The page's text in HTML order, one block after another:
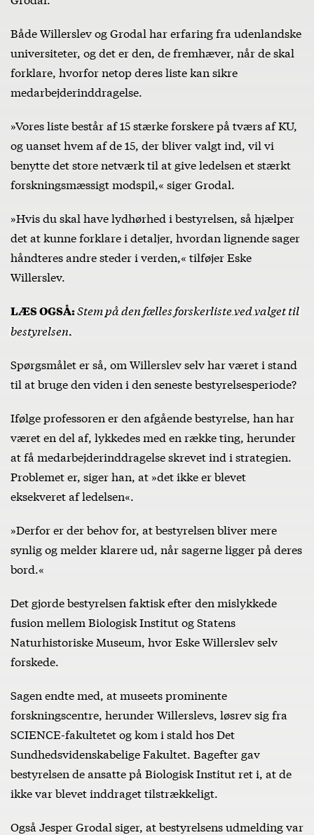
Både Willerslev og Grodal har erfaring fra udenlandske
universiteter, og det er den, de fremhæver, når de skal
forklare, hvorfor netop deres liste kan sikre
medarbejderinddragelse.
»Vores liste består af 15 stærke forskere på tværs af KU,
og uanset hvem af de 15, der bliver valgt ind, vil vi
benytte det store netværk til at give ledelsen et stærkt
forskningsmæssigt modspil,« siger Grodal.
»Hvis du skal have lydhørhed i bestyrelsen, så hjælper
det at kunne forklare i detaljer, hvordan lignende sager
håndteres andre steder i verden,« tilføjer Eske
Willerslev.
LÆS OGSÅ:Stem på den fælles forskerliste ved valget til
bestyrelsen.
Spørgsmålet er så, om Willerslev selv har været i stand
til at bruge den viden i den seneste bestyrelsesperiode?
Ifølge professoren er den afgående bestyrelse, han har
været en del af, lykkedes med en række ting, herunder
at få medarbejderinddragelse skrevet ind i strategien.
Problemet er, siger han, at »det ikke er blevet
eksekveret af ledelsen«.
»Derfor er der behov for, at bestyrelsen bliver mere
synlig og melder klarere ud, når sagerne ligger på deres
bord.«
Det gjorde bestyrelsen faktisk efter den mislykkede
fusion mellem Biologisk Institut og Statens
Naturhistoriske Museum, hvor Eske Willerslev selv
forskede.
Sagen endte med, at museets prominente
forskningscentre, herunder Willerslevs, løsrev sig fra
SCIENCE-fakultetet og kom i stald hos Det
Sundhedsvidenskabelige Fakultet. Bagefter gav
bestyrelsen de ansatte på Biologisk Institut ret i, at de
ikke var blevet inddraget tilstrækkeligt.
Også Jesper Grodal siger, at bestyrelsens udmelding var